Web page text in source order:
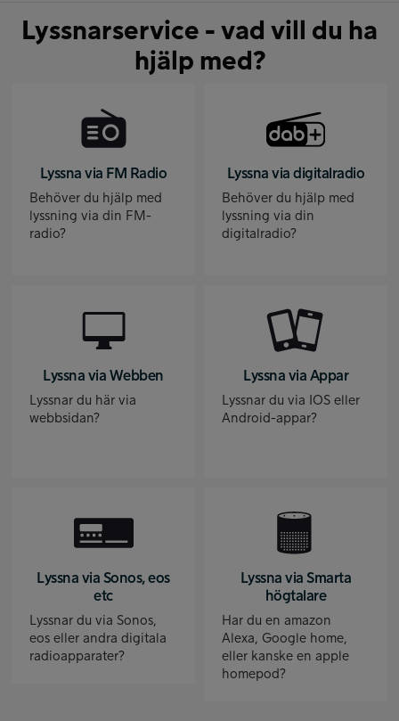
Lyssnarservice - vad vill du ha
hjälp med?
Lyssna via FM Radio
Behöver du hjälp med
lyssning via din FM-
radio?
Lyssna via digitalradio
Behöver du hjälp med
lyssning via din
digitalradio?
Lyssna via Webben
Lyssnar du här via
webbsidan?
Lyssna via Appar
Lyssnar du via IOS eller
Android-appar?
Lyssna via Sonos, eos
etc
Lyssnar du via Sonos,
eos eller andra digitala
radioapparater?
Lyssna via Smarta
högtalare
Har du en amazon
Alexa, Google home,
eller kanske en apple
homepod?